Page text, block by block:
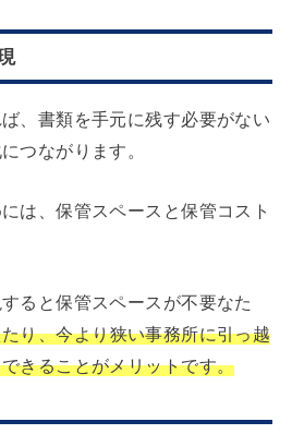
、書類を手元に残す必要がない
つながります。
は、保管スペースと保管コスト
ると保管スペースが不要なた
り、今より狭い事務所に引っ越
きることがメリットです。